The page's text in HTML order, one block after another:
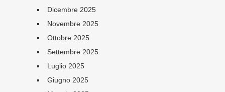
Dicembre 2025
Novembre 2025
Ottobre 2025
Settembre 2025
Luglio 2025
Giugno 2025